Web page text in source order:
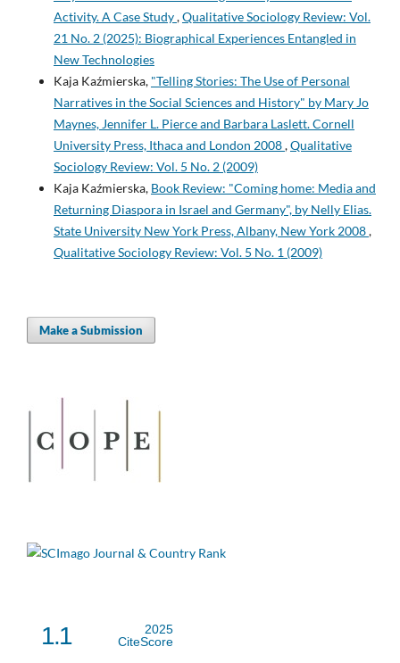
Activity. A Case Study,Qualitative Sociology Review: Vol.
21 No. 2 (2025): Biographical Experiences Entangled in
New Technologies
Kaja Kaźmierska, "Telling Stories: The Use of Personal
Narratives in the Social Sciences and History" by Mary Jo
Maynes, Jennifer L. Pierce and Barbara Laslett. Cornell
University Press, Ithaca and London 2008,Qualitative
Sociology Review: Vol. 5 No. 2 (2009)
Kaja Kaźmierska, Book Review: "Coming home: Media and
Returning Diaspora in Israel and Germany", by Nelly Elias.
State University New York Press, Albany, New York 2008,
Qualitative Sociology Review: Vol. 5 No. 1 (2009)
Make a Submission
1.1
2025
CiteScore